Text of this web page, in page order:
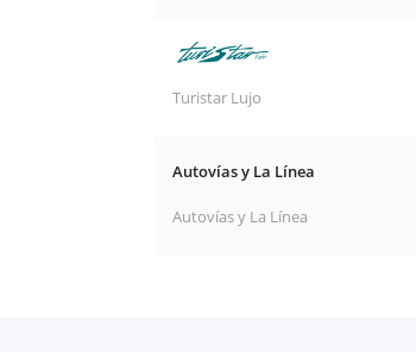
Turistar Lujo
Autovías y La Línea
Autovías y La Línea